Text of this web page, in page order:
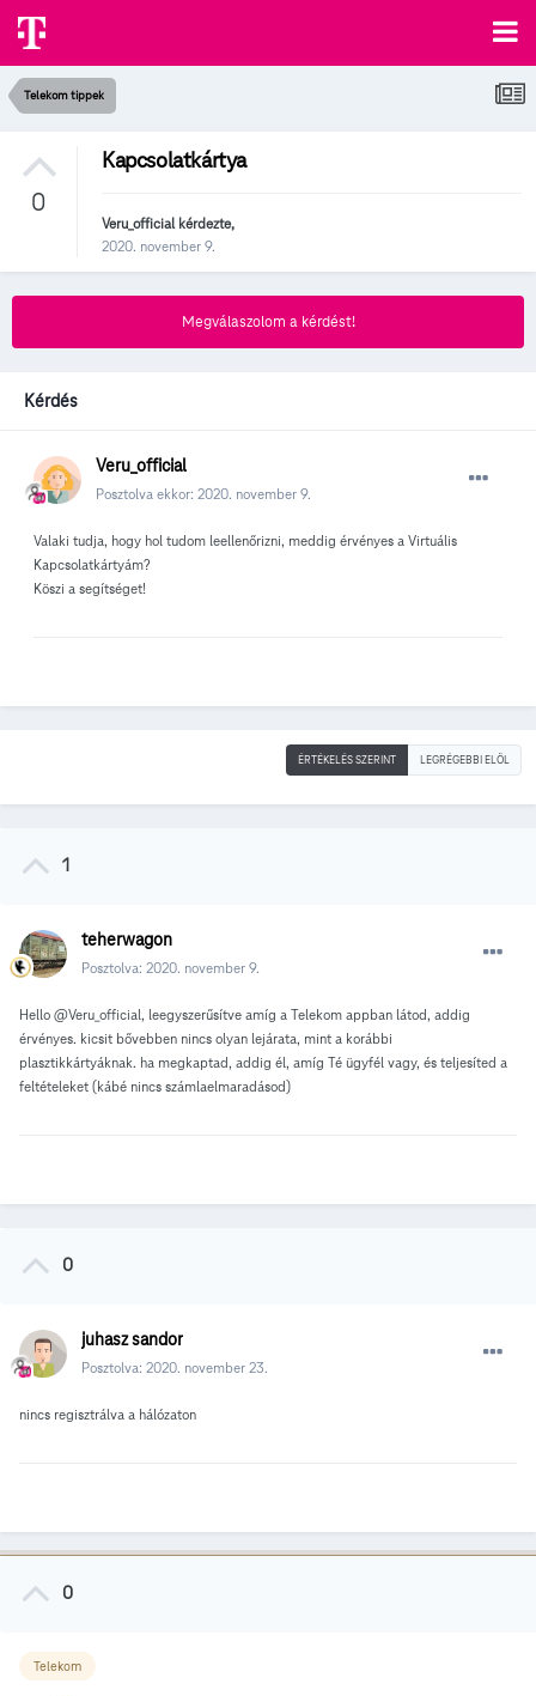
Telekom tippek
0
Kapcsolatkártya
Veru_officialkérdezte,
2020. november 9.
Megválaszolom a kérdést!
Kérdés
Veru_official
Posztolva ekkor: 2020. november 9.
Valaki tudja, hogy hol tudom leellenőrizni, meddig érvényes a Virtuális
Kapcsolatkártyám?
Köszi a segítséget!
ÉRTÉKELÉS SZERINT LEGRÉGEBBI ELÖL
1
teherwagon
Posztolva: 2020. november 9.
Hello @Veru_official, leegyszerűsítve amíg a Telekom appban látod, addig
érvényes. kicsit bővebben nincs olyan lejárata, mint a korábbi
plasztikkártyáknak. ha megkaptad, addig él, amíg Té ügyfél vagy, és teljesíted a
feltételeket (kábé nincs számlaelmaradásod)
0
juhasz sandor
Posztolva: 2020. november 23.
nincs regisztrálva a hálózaton
0
Telekom